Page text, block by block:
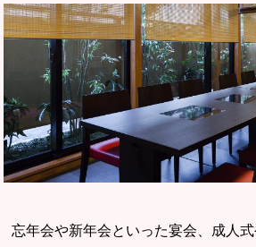
忘年会や新年会といった宴会、成人